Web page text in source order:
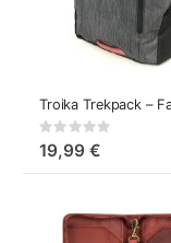
Rating:
19,99 €